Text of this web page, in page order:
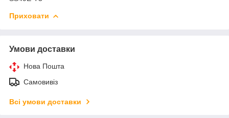
Приховати
Умови доставки
Нова Пошта
Самовивіз
Всі умови доставки